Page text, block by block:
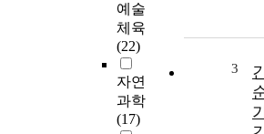
예술
체육
(22)
자연
과학
(17)
3